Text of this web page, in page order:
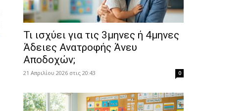
​Τι ισχύει για τις 3μηνες ή 4μηνες
Άδειες Ανατροφής Άνευ
Αποδοχών;
21 Απριλίου 2026 στις 20:43 0